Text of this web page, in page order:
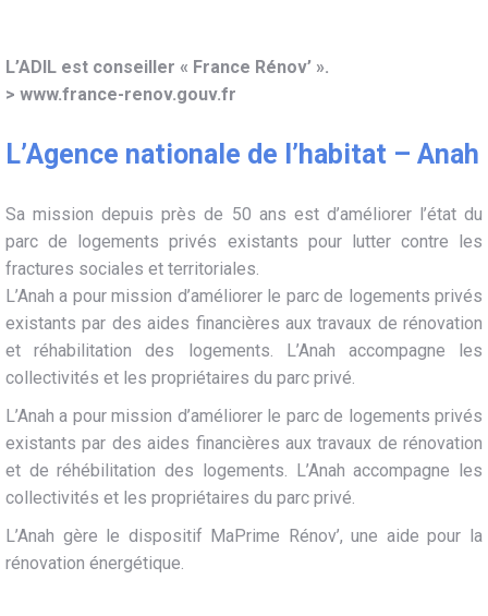
L’ADIL est conseiller « France Rénov’ ».
> www.france-renov.gouv.fr
L’Agence nationale de l’habitat – Anah
Sa mission depuis près de 50 ans est d’améliorer l’état du
parc de logements privés existants pour lutter contre les
fractures sociales et territoriales.
L’Anah a pour mission d’améliorer le parc de logements privés
existants par des aides financières aux travaux de rénovation
et réhabilitation des logements. L’Anah accompagne les
collectivités et les propriétaires du parc privé.
L’Anah a pour mission d’améliorer le parc de logements privés
existants par des aides financières aux travaux de rénovation
et de réhébilitation des logements. L’Anah accompagne les
collectivités et les propriétaires du parc privé.
L’Anah gère le dispositif MaPrime Rénov’, une aide pour la
rénovation énergétique.